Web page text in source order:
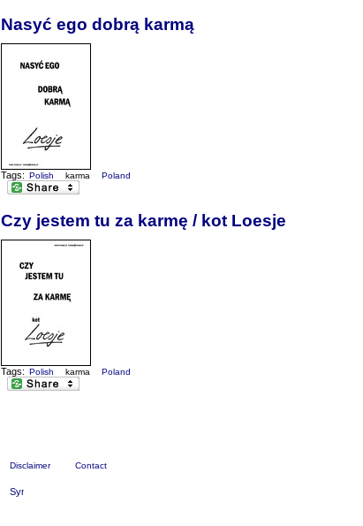
Nasyć ego dobrą karmą
Tags: Polish karma Poland
Czy jestem tu za karmę / kot Loesje
Tags: Polish karma Poland
Disclaimer Contact